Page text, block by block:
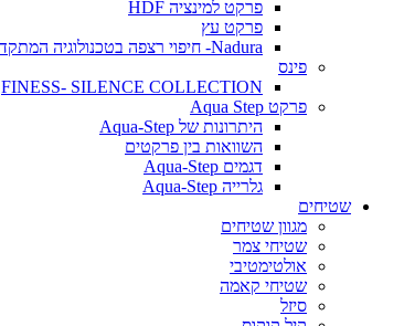
פרקט למינציה HDF
פרקט עץ
Nadura- חיפוי רצפה בטכנולוגיה המתקדמת בעולם
פינס
FINESS- SILENCE COLLECTION
פרקט Aqua Step
היתרונות של Aqua-Step
השוואות בין פרקטים
דגמים Aqua-Step
גלרייה Aqua-Step
שטיחים
מגוון שטיחים
שטיחי צמר
אולטימטיבי
שטיחי קאמה
סיזל